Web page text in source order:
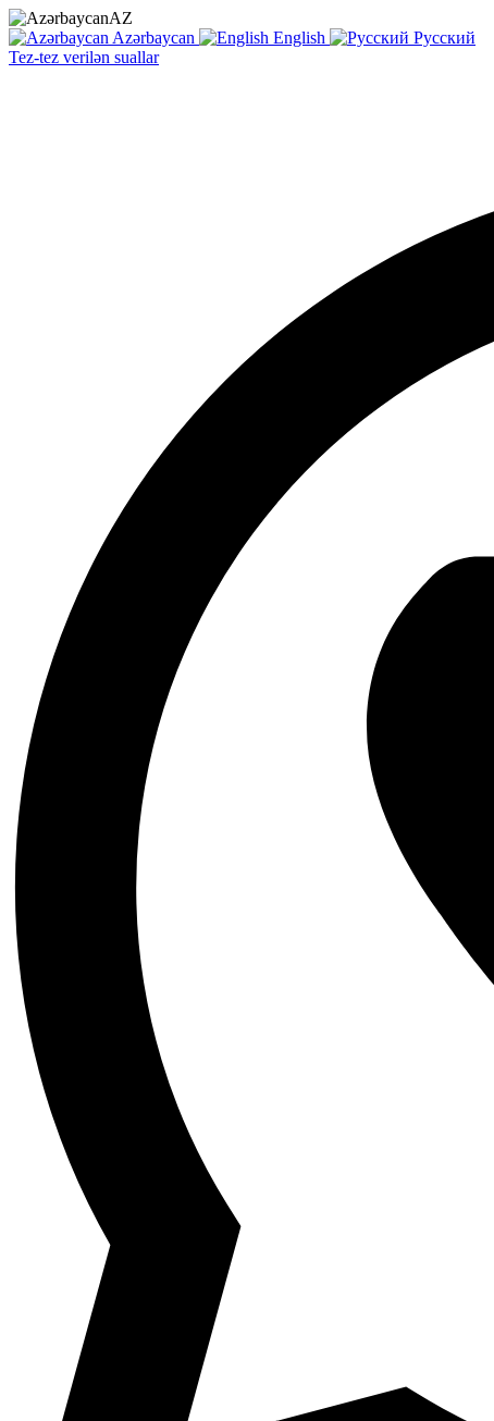
AZ
Azərbaycan
English
Русский
Tez-tez verilən suallar